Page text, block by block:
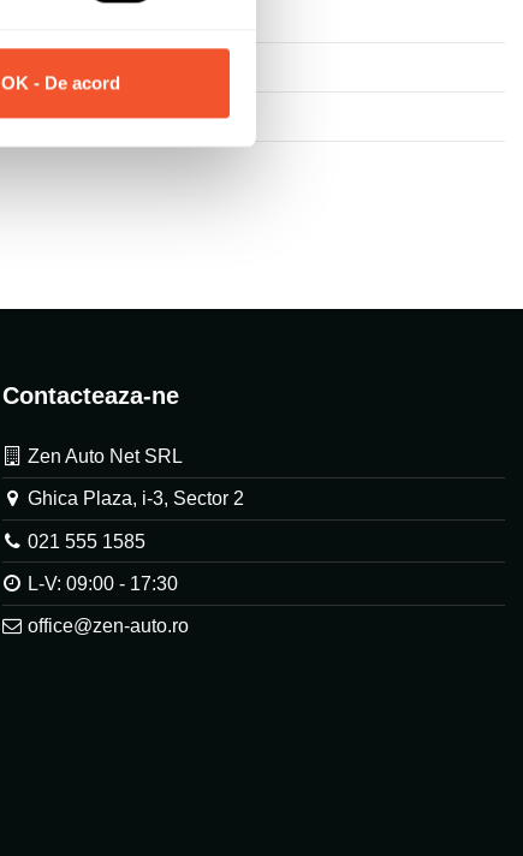
OK - De acord
Contacteaza-ne
Zen Auto Net SRL
Ghica Plaza, i-3, Sector 2
021 555 1585
L-V: 09:00 - 17:30
office@zen-auto.ro